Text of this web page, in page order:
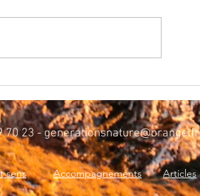
70 23 -generationsnature@orange.fr
sens Accompagnements Articles